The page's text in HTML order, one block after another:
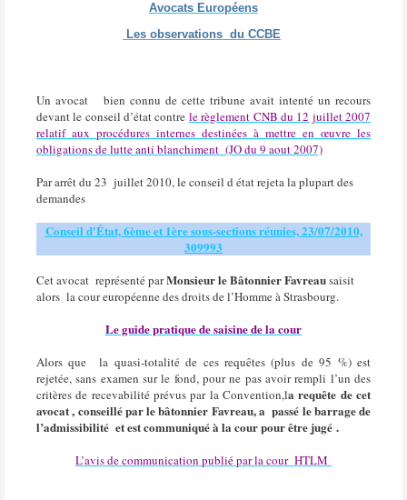
Avocats Européens
Les observations du CCBE
Un avocat bien connu de cette tribune avait intenté un recours
devant le conseil d’état contre le règlement CNB du 12 juillet 2007
relatif aux procédures internes destinées à mettre en œuvre les
obligations de lutte anti blanchiment (JO du 9 aout 2007)
Par arrêt du 23 juillet 2010, le conseil d état rejeta la plupart des
demandes
Conseil d'État, 6ème et 1ère sous-sections réunies, 23/07/2010,
309993
Cet avocat représenté parMonsieur le Bâtonnier Favreausaisit
alors la cour européenne des droits de l’Homme à Strasbourg.
Le guide pratique de saisine de la cour
Alors que la quasi-totalité de ces requêtes (plus de 95 %) est
rejetée, sans examen sur le fond, pour ne pas avoir rempli l’un des
critères de recevabilité prévus par la Convention,la requête de cet
avocat , conseillé par le bâtonnier Favreau, a passé le barrage de
l’admissibilité et est communiqué à la cour pour être jugé .
L’avis de communication publié par la cour HTLM